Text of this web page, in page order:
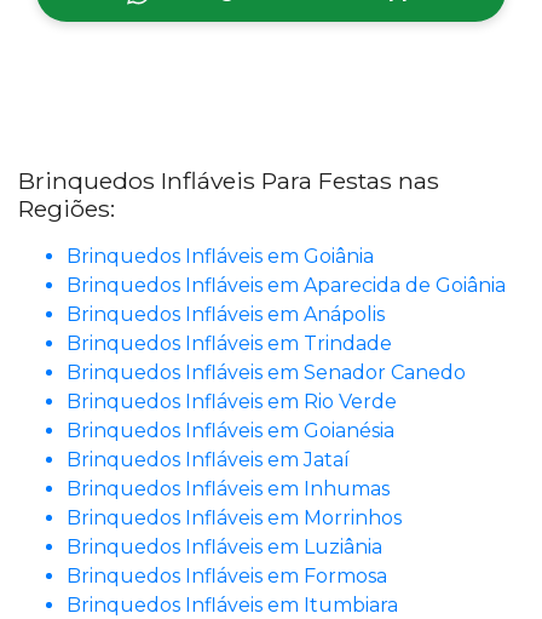
Brinquedos Infláveis Para Festas nas
Regiões:
Brinquedos Infláveis em Goiânia
Brinquedos Infláveis em Aparecida de Goiânia
Brinquedos Infláveis em Anápolis
Brinquedos Infláveis em Trindade
Brinquedos Infláveis em Senador Canedo
Brinquedos Infláveis em Rio Verde
Brinquedos Infláveis em Goianésia
Brinquedos Infláveis em Jataí
Brinquedos Infláveis em Inhumas
Brinquedos Infláveis em Morrinhos
Brinquedos Infláveis em Luziânia
Brinquedos Infláveis em Formosa
Brinquedos Infláveis em Itumbiara